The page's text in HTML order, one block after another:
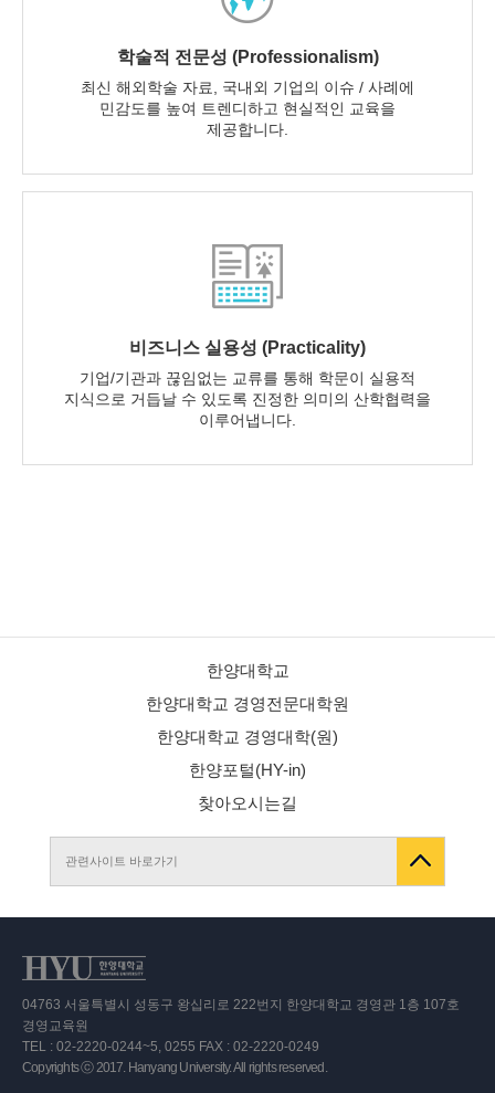
학술적 전문성 (Professionalism)
최신 해외학술 자료, 국내외 기업의 이슈 / 사례에
민감도를 높여 트렌디하고 현실적인 교육을
제공합니다.
비즈니스 실용성 (Practicality)
기업/기관과 끊임없는 교류를 통해 학문이 실용적
지식으로 거듭날 수 있도록 진정한 의미의 산학협력을
이루어냅니다.
한양대학교
한양대학교 경영전문대학원
한양대학교 경영대학(원)
한양포털(HY-in)
찾아오시는길
04763 서울특별시 성동구 왕십리로 222번지 한양대학교 경영관 1층 107호
경영교육원
TEL : 02-2220-0244~5, 0255 FAX : 02-2220-0249
Copyrights ⓒ 2017. Hanyang University. All rights reserved.
관련사이트 바로가기